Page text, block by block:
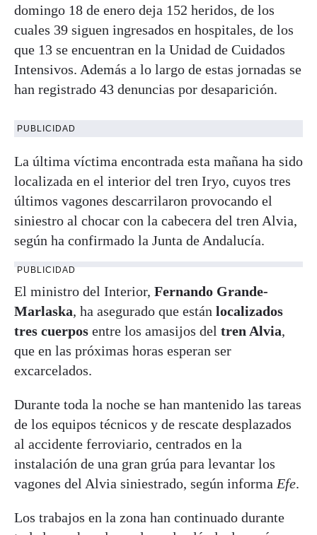
domingo 18 de enero deja 152 heridos, de los
cuales 39 siguen ingresados en hospitales, de los
que 13 se encuentran en la Unidad de Cuidados
Intensivos. Además a lo largo de estas jornadas se
han registrado 43 denuncias por desaparición.
PUBLICIDAD
La última víctima encontrada esta mañana ha sido
localizada en el interior del tren Iryo, cuyos tres
últimos vagones descarrilaron provocando el
siniestro al chocar con la cabecera del tren Alvia,
según ha confirmado la Junta de Andalucía.
PUBLICIDAD
El ministro del Interior, Fernando Grande-
Marlaska, ha asegurado que están localizados
tres cuerpos entre los amasijos del tren Alvia,
que en las próximas horas esperan ser
excarcelados.
Durante toda la noche se han mantenido las tareas
de los equipos técnicos y de rescate desplazados
al accidente ferroviario, centrados en la
instalación de una gran grúa para levantar los
vagones del Alvia siniestrado, según informa Efe.
Los trabajos en la zona han continuado durante